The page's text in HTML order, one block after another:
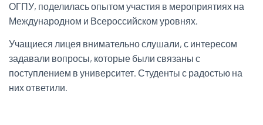
ОГПУ, поделилась опытом участия в мероприятиях на
Международном и Всероссийском уровнях.
Учащиеся лицея внимательно слушали, с интересом
задавали вопросы, которые были связаны с
поступлением в университет. Студенты с радостью на
них ответили.